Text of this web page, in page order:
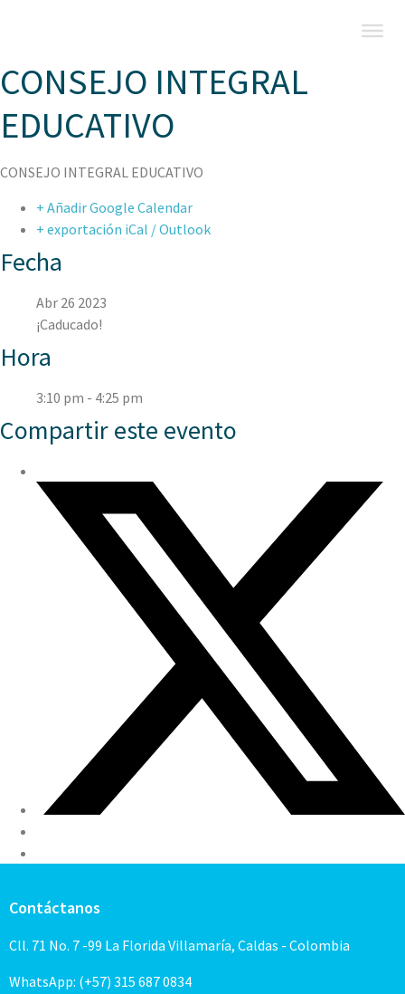
CONSEJO INTEGRAL
EDUCATIVO
CONSEJO INTEGRAL EDUCATIVO
+ Añadir Google Calendar
+ exportación iCal / Outlook
Fecha
Abr 26 2023
¡Caducado!
Hora
3:10 pm - 4:25 pm
Compartir este evento
Contáctanos
Cll. 71 No. 7 -99 La Florida Villamaría, Caldas - Colombia
WhatsApp: (+57) 315 687 0834